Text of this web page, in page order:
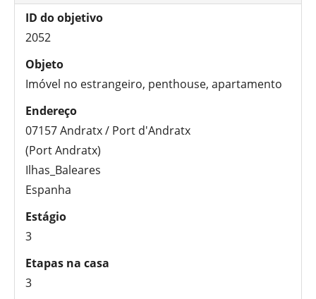
ID do objetivo
2052
Objeto
Imóvel no estrangeiro, penthouse, apartamento
Endereço
07157 Andratx / Port d'Andratx
(Port Andratx)
Ilhas_Baleares
Espanha
Estágio
3
Etapas na casa
3